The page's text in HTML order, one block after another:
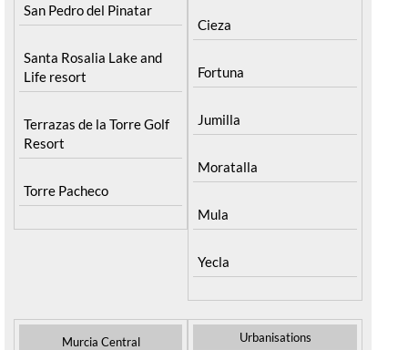
San Pedro del Pinatar
Santa Rosalia Lake and
Life resort
Terrazas de la Torre Golf
Resort
Torre Pacheco
Cieza
Fortuna
Jumilla
Moratalla
Mula
Yecla
Murcia Central Urbanisations